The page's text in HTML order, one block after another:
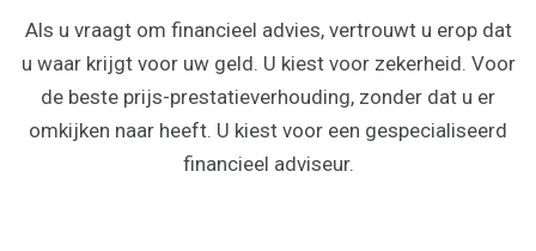
Als u vraagt om financieel advies, vertrouwt u erop dat
u waar krijgt voor uw geld. U kiest voor zekerheid. Voor
de beste prijs-prestatieverhouding, zonder dat u er
omkijken naar heeft. U kiest voor een gespecialiseerd
financieel adviseur.